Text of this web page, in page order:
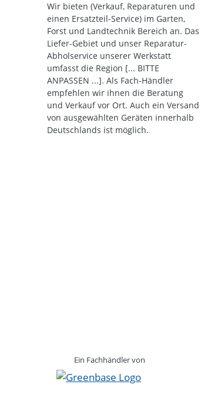
Wir bieten (Verkauf, Reparaturen und
einen Ersatzteil-Service) im Garten,
Forst und Landtechnik Bereich an. Das
Liefer-Gebiet und unser Reparatur-
Abholservice unserer Werkstatt
umfasst die Region [... BITTE
ANPASSEN ...]. Als Fach-Händler
empfehlen wir ihnen die Beratung
und Verkauf vor Ort. Auch ein Versand
von ausgewählten Geräten innerhalb
Deutschlands ist möglich.
Ein Fachhändler von